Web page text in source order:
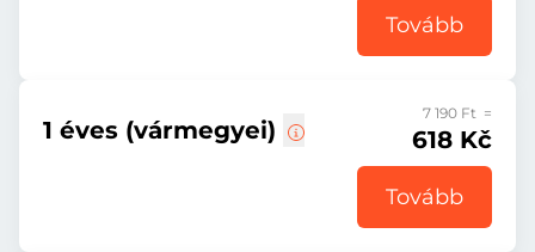
Tovább
1 éves (vármegyei)
7 190 Ft =
618 Kč
Tovább